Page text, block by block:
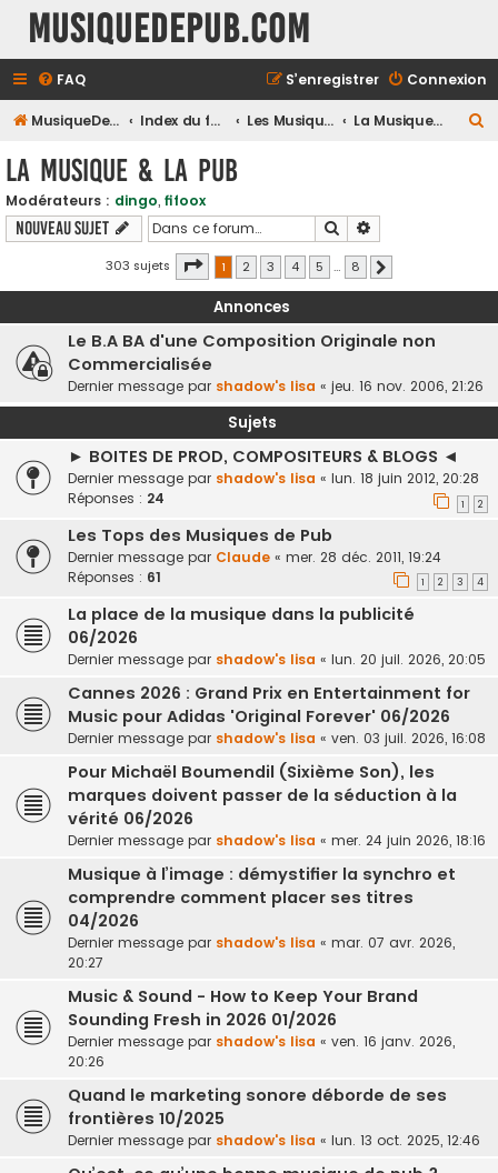
MusiqueDePub.com
FAQ Connexion
S’enregistrer
MusiqueDePub.com Index du forum Les Musiques De Pubs La Musique & la Pub
c
h
La Musique & la Pub
Modérateurs : dingo, fifoox
Nouveau sujet Rechercher
303 sujets Page 1sur8
1 2 3 4 5 … 8
Annonces
Le B.A BA d'une Composition Originale non
Commercialisée
Dernier message par shadow's lisa « jeu. 16 nov. 2006, 21:26
Sujets
► BOITES DE PROD, COMPOSITEURS & BLOGS ◄
Dernier message par shadow's lisa « lun. 18 juin 2012, 20:28
Réponses : 24 1 2
Les Tops des Musiques de Pub
Dernier message par Claude « mer. 28 déc. 2011, 19:24
Réponses : 61 1 2 3 4
La place de la musique dans la publicité
06/2026
Dernier message par shadow's lisa « lun. 20 juil. 2026, 20:05
Cannes 2026 : Grand Prix en Entertainment for
Music pour Adidas 'Original Forever' 06/2026
Dernier message par shadow's lisa « ven. 03 juil. 2026, 16:08
Pour Michaël Boumendil (Sixième Son), les
marques doivent passer de la séduction à la
vérité 06/2026
Dernier message par shadow's lisa « mer. 24 juin 2026, 18:16
Musique à l’image : démystifier la synchro et
comprendre comment placer ses titres
04/2026
Dernier message par shadow's lisa « mar. 07 avr. 2026,
20:27
Music & Sound - How to Keep Your Brand
Sounding Fresh in 2026 01/2026
Dernier message par shadow's lisa « ven. 16 janv. 2026,
20:26
Quand le marketing sonore déborde de ses
frontières 10/2025
Dernier message par shadow's lisa « lun. 13 oct. 2025, 12:46